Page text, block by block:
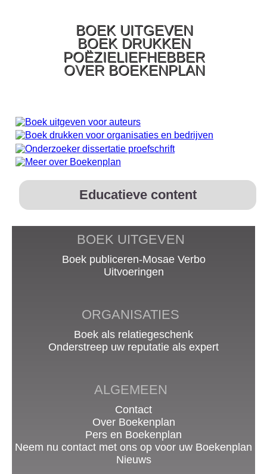
BOEK UITGEVEN
BOEK DRUKKEN
POËZIELIEFHEBBER
OVER BOEKENPLAN
Educatieve content
BOEK UITGEVEN
Boek publiceren-Mosae Verbo
Uitvoeringen
ORGANISATIES
Boek als relatiegeschenk
Onderstreep uw reputatie als expert
ALGEMEEN
Contact
Over Boekenplan
Pers en Boekenplan
Neem nu contact met ons op voor uw Boekenplan
Nieuws